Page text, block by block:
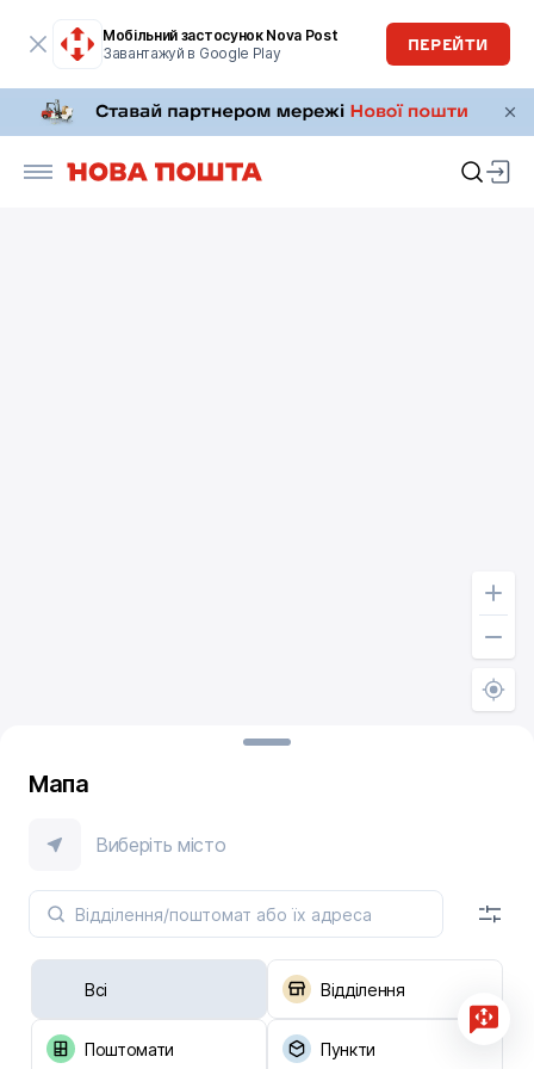
Мобільний застосунок Nova Post
Завантажуй в Google Play
ПЕРЕЙТИ
Мапа
Виберіть місто
Всі Відділення
Поштомати Пункти